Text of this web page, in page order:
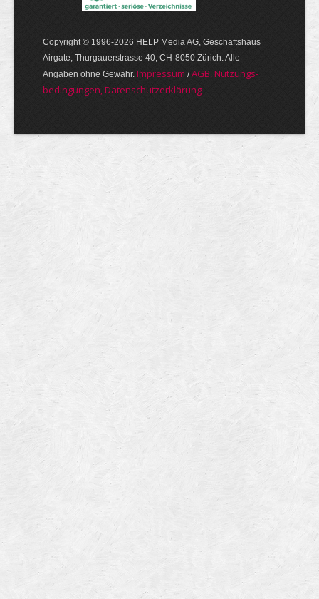
Copyright © 1996-2026 HELP Media AG, Geschäftshaus
Airgate, Thurgauer­strasse 40, CH-8050 Zürich. Alle
Angaben ohne Gewähr. Im­pres­sum /AGB, Nut­zungs­
bedin­gungen, Daten­schutz­er­klärung